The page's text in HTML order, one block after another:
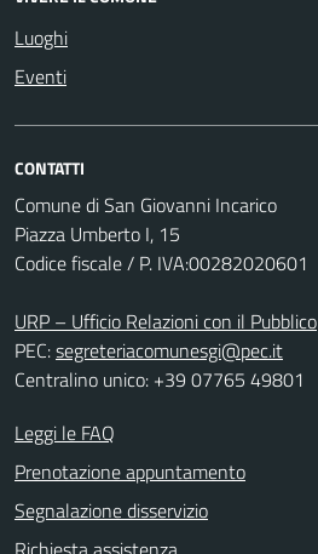
Luoghi
Eventi
CONTATTI
Comune di San Giovanni Incarico
Piazza Umberto I, 15
Codice fiscale / P. IVA:00282020601
URP – Ufficio Relazioni con il Pubblico
PEC:segreteriacomunesgi@pec.it
Centralino unico: +39 07765 49801
Leggi le FAQ
Prenotazione appuntamento
Segnalazione disservizio